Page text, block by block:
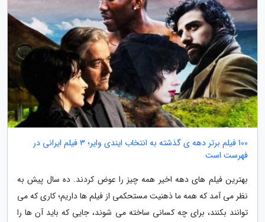
100 فیلم برتر دهه ی گذشته به انتخاب ایندی وایر؛ 3 فیلم ایرانی در
فهرست است
بهترین فیلم های دهه اخیر همه چیز را عوض کردند. ده سال پیش به
نظر می آمد که همه ما ذهنیت مستحکمی از فیلم ها داریم؛ کاری که می
توانند بکنند، برای چه کسانی ساخته می شوند، جایی که باید آن ها را